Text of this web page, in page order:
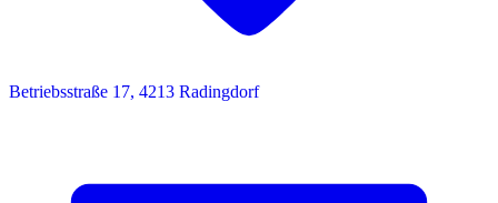
Betriebsstraße 17, 4213 Radingdorf